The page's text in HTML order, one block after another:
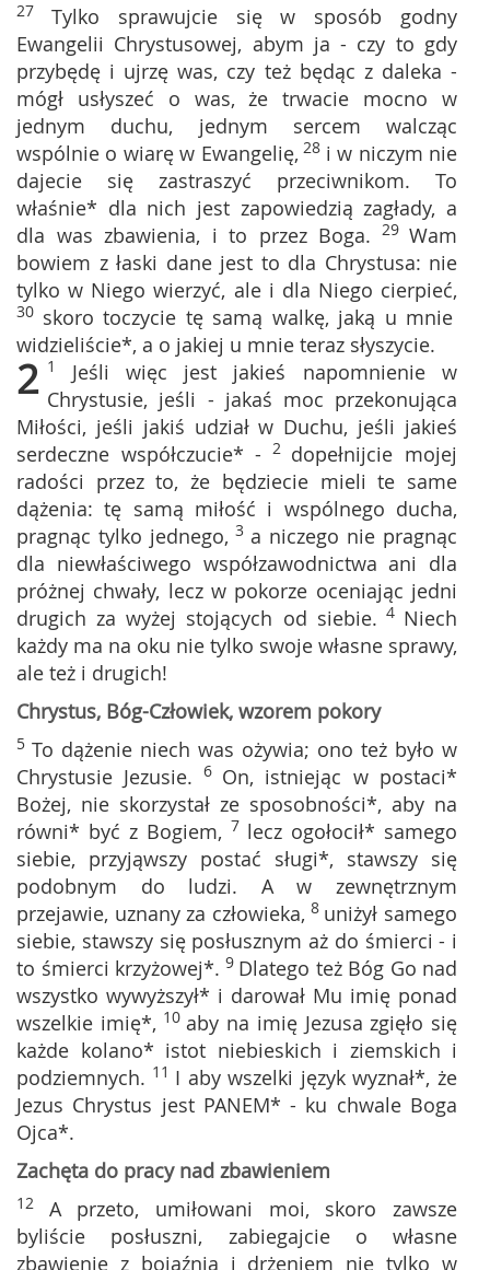
27 Tylko sprawujcie się w sposób godny
Ewangelii Chrystusowej, abym ja - czy to gdy
przybędę i ujrzę was, czy też będąc z daleka -
mógł usłyszeć o was, że trwacie mocno w
jednym duchu, jednym sercem walcząc
wspólnie o wiarę w Ewangelię, 28 i w niczym nie
dajecie się zastraszyć przeciwnikom. To
właśnie* dla nich jest zapowiedzią zagłady, a
dla was zbawienia, i to przez Boga. 29 Wam
bowiem z łaski dane jest to dla Chrystusa: nie
tylko w Niego wierzyć, ale i dla Niego cierpieć,
30 skoro toczycie tę samą walkę, jaką u mnie
widzieliście*, a o jakiej u mnie teraz słyszycie.
2 1 Jeśli więc jest jakieś napomnienie w
Chrystusie, jeśli - jakaś moc przekonująca
Miłości, jeśli jakiś udział w Duchu, jeśli jakieś
serdeczne współczucie* - 2 dopełnijcie mojej
radości przez to, że będziecie mieli te same
dążenia: tę samą miłość i wspólnego ducha,
pragnąc tylko jednego, 3 a niczego nie pragnąc
dla niewłaściwego współzawodnictwa ani dla
próżnej chwały, lecz w pokorze oceniając jedni
drugich za wyżej stojących od siebie. 4 Niech
każdy ma na oku nie tylko swoje własne sprawy,
ale też i drugich!
Chrystus, Bóg-Człowiek, wzorem pokory
5 To dążenie niech was ożywia; ono też było w
Chrystusie Jezusie. 6 On, istniejąc w postaci*
Bożej, nie skorzystał ze sposobności*, aby na
równi* być z Bogiem, 7 lecz ogołocił* samego
siebie, przyjąwszy postać sługi*, stawszy się
podobnym do ludzi. A w zewnętrznym
przejawie, uznany za człowieka, 8 uniżył samego
siebie, stawszy się posłusznym aż do śmierci - i
to śmierci krzyżowej*. 9 Dlatego też Bóg Go nad
wszystko wywyższył* i darował Mu imię ponad
wszelkie imię*, 10 aby na imię Jezusa zgięło się
każde kolano* istot niebieskich i ziemskich i
podziemnych. 11 I aby wszelki język wyznał*, że
Jezus Chrystus jest PANEM* - ku chwale Boga
Ojca*.
Zachęta do pracy nad zbawieniem
12 A przeto, umiłowani moi, skoro zawsze
byliście posłuszni, zabiegajcie o własne
zbawienie z bojaźnią i drżeniem nie tylko w